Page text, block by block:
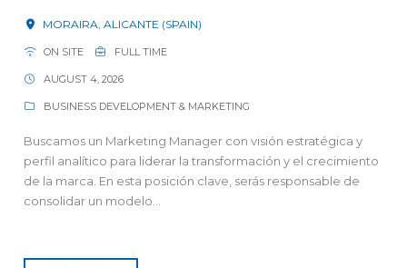
MORAIRA, ALICANTE (SPAIN)
ON SITE FULL TIME
AUGUST 4, 2026
BUSINESS DEVELOPMENT & MARKETING
Buscamos un Marketing Manager con visión estratégica y
perfil analítico para liderar la transformación y el crecimiento
de la marca. En esta posición clave, serás responsable de
consolidar un modelo...